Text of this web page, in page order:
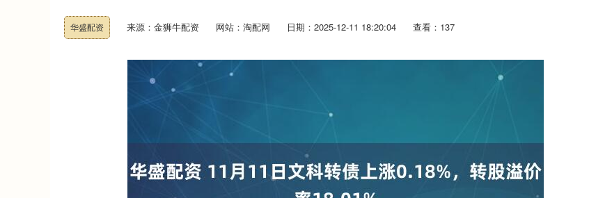
华盛配资 来源：金狮牛配资 网站：淘配网 日期：2025-12-11 18:20:04 查看：137